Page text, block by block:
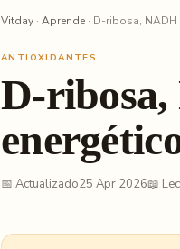
Vitday · Aprende · D-ribosa,
ANTIOXIDANTES
D-
📅 Actualizado25 Apr 2026📖